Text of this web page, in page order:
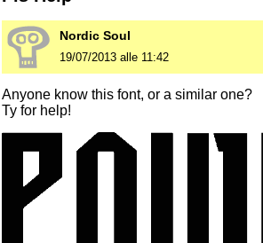
Nordic Soul
19/07/2013 alle 11:42
Anyone know this font, or a similar one?
Ty for help!